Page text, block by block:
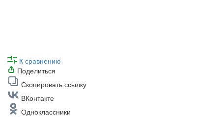
К сравнению
Поделиться
Скопировать ссылку
ВКонтакте
Одноклассники